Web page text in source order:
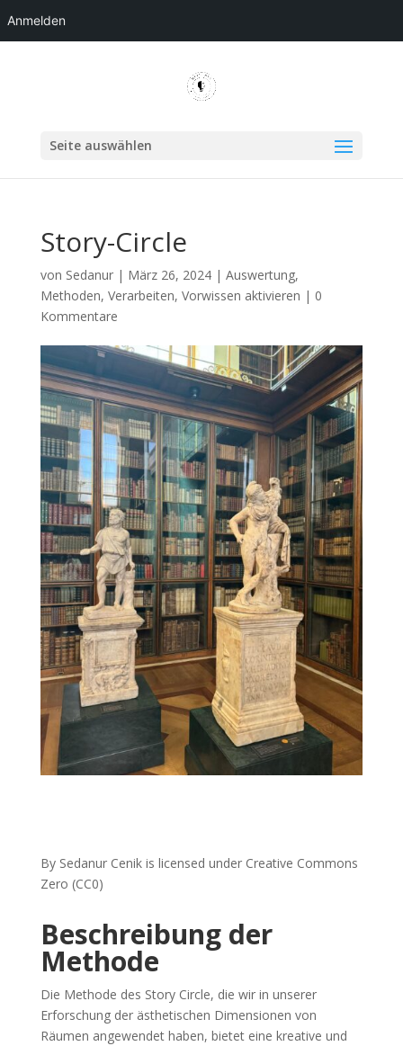
Anmelden
Seite auswählen
Story-Circle
von Sedanur| März 26, 2024| Auswertung,
Methoden, Verarbeiten, Vorwissen aktivieren | 0
Kommentare
By Sedanur Cenik is licensed under Creative Commons
Zero (CC0)
Beschreibung der
Methode
Die Methode des Story Circle, die wir in unserer
Erforschung der ästhetischen Dimensionen von
Räumen angewendet haben, bietet eine kreative und